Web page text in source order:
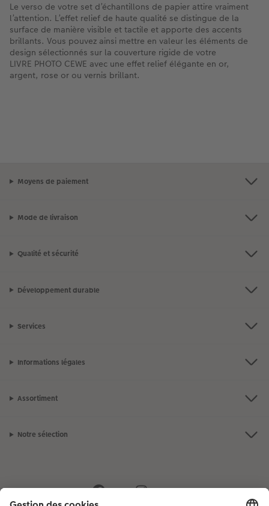
Le verso de votre set d’échantillons de papier attire vraiment
l’attention. L’effet relief de haute qualité se distingue de la
surface de manière visible et tactile et apporte des accents
brillants. Vous pouvez ainsi mettre en valeur les éléments de
design sélectionnés sur la couverture rigide de votre
LIVRE PHOTO CEWE avec une effet relief élégante en or,
argent, rose or ou vernis brillant.
Moyens de paiement
Mode de livraison
Qualité et sécurité
Développement durable
Services
Informations légales
Assortiment
Notre sélection